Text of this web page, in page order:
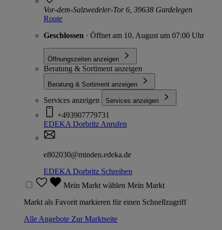
Vor-dem-Salzwedeler-Tor 6, 39638 Gardelegen
Route
Geschlossen · Öffnet am 10. August um 07:00 Uhr
Öffnungszeiten anzeigen
Beratung & Sortiment anzeigen
Beratung & Sortiment anzeigen
Services anzeigen Services anzeigen
+493907779731
EDEKA Dorbritz Anrufen
e802030@minden.edeka.de
EDEKA Dorbritz Schreiben
Mein Markt wählen Mein Markt
Markt als Favorit markieren für einen Schnellzugriff
Alle Angebote Zur Marktseite